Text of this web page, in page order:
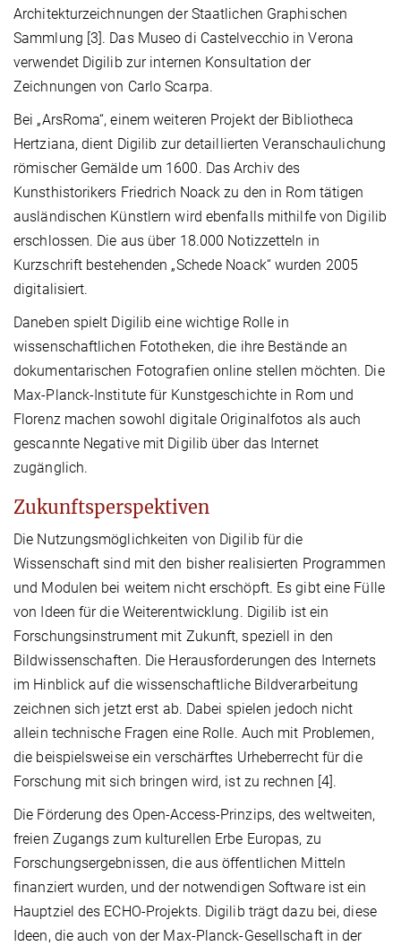
Architekturzeichnungen der Staatlichen Graphischen
Sammlung [3]. Das Museo di Castelvecchio in Verona
verwendet Digilib zur internen Konsultation der
Zeichnungen von Carlo Scarpa.
Bei „ArsRoma“, einem weiteren Projekt der Bibliotheca
Hertziana, dient Digilib zur detaillierten Veranschaulichung
römischer Gemälde um 1600. Das Archiv des
Kunsthistorikers Friedrich Noack zu den in Rom tätigen
ausländischen Künstlern wird ebenfalls mithilfe von Digilib
erschlossen. Die aus über 18.000 Notizzetteln in
Kurzschrift bestehenden „Schede Noack“ wurden 2005
digitalisiert.
Daneben spielt Digilib eine wichtige Rolle in
wissenschaftlichen Fototheken, die ihre Bestände an
dokumentarischen Fotografien online stellen möchten. Die
Max-Planck-Institute für Kunstgeschichte in Rom und
Florenz machen sowohl digitale Originalfotos als auch
gescannte Negative mit Digilib über das Internet
zugänglich.
Zukunftsperspektiven
Die Nutzungsmöglichkeiten von Digilib für die
Wissenschaft sind mit den bisher realisierten Programmen
und Modulen bei weitem nicht erschöpft. Es gibt eine Fülle
von Ideen für die Weiterentwicklung. Digilib ist ein
Forschungsinstrument mit Zukunft, speziell in den
Bildwissenschaften. Die Herausforderungen des Internets
im Hinblick auf die wissenschaftliche Bildverarbeitung
zeichnen sich jetzt erst ab. Dabei spielen jedoch nicht
allein technische Fragen eine Rolle. Auch mit Problemen,
die beispielsweise ein verschärftes Urheberrecht für die
Forschung mit sich bringen wird, ist zu rechnen [4].
Die Förderung des Open-Access-Prinzips, des weltweiten,
freien Zugangs zum kulturellen Erbe Europas, zu
Forschungsergebnissen, die aus öffentlichen Mitteln
finanziert wurden, und der notwendigen Software ist ein
Hauptziel des ECHO-Projekts. Digilib trägt dazu bei, diese
Ideen, die auch von der Max-Planck-Gesellschaft in der